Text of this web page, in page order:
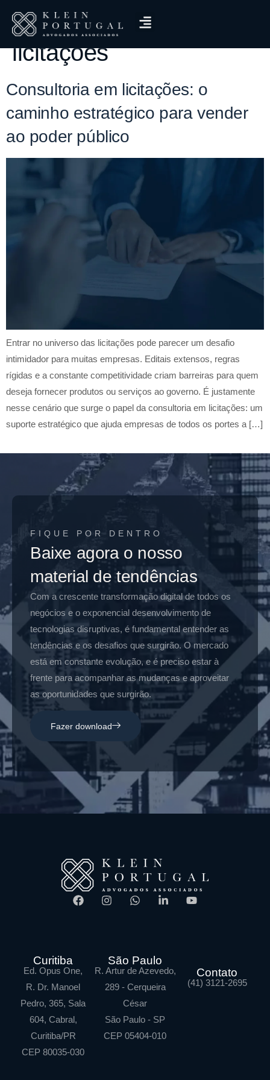
Tag:reduzir riscos em
licitações
Consultoria em licitações: o
caminho estratégico para vender
ao poder público
Entrar no universo das licitações pode parecer um desafio
intimidador para muitas empresas. Editais extensos, regras
rígidas e a constante competitividade criam barreiras para quem
deseja fornecer produtos ou serviços ao governo. É justamente
nesse cenário que surge o papel da consultoria em licitações: um
suporte estratégico que ajuda empresas de todos os portes a […]
FIQUE POR DENTRO
Baixe agora o nosso
material de tendências
Com a crescente transformação digital de todos os
negócios e o exponencial desenvolvimento de
tecnologias disruptivas, é fundamental entender as
tendências e os desafios que surgirão. O mercado
está em constante evolução, e é preciso estar à
frente para acompanhar as mudanças e aproveitar
as oportunidades que surgirão.
Fazer download
Curitiba
Ed. Opus One,
R. Dr. Manoel
Pedro, 365, Sala
604, Cabral,
Curitiba/PR
CEP 80035-030
São Paulo
R. Artur de Azevedo,
289 - Cerqueira
César
São Paulo - SP
CEP 05404-010
Contato
(41) 3121-2695